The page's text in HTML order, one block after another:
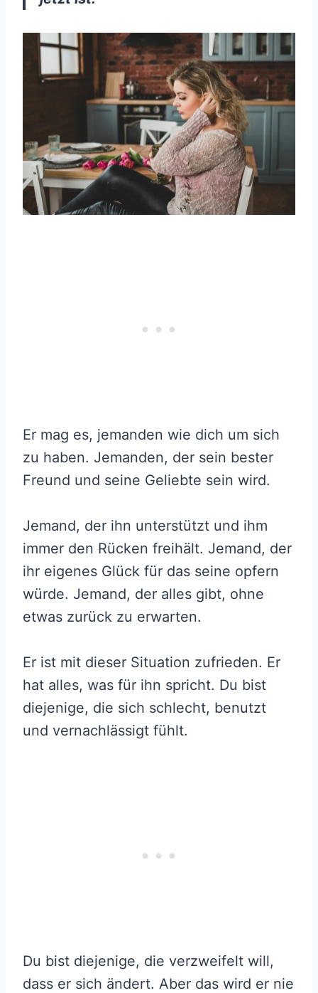
Er mag es, jemanden wie dich um sich
zu haben. Jemanden, der sein bester
Freund und seine Geliebte sein wird.
Jemand, der ihn unterstützt und ihm
immer den Rücken freihält. Jemand, der
ihr eigenes Glück für das seine opfern
würde. Jemand, der alles gibt, ohne
etwas zurück zu erwarten.
Er ist mit dieser Situation zufrieden. Er
hat alles, was für ihn spricht. Du bist
diejenige, die sich schlecht, benutzt
und vernachlässigt fühlt.
Du bist diejenige, die verzweifelt will,
dass er sich ändert. Aber das wird er nie